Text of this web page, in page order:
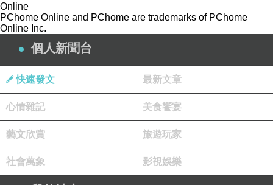
Online
PChome Online and PChome are trademarks of PChome
Online Inc.
個人新聞台
快速發文 最新文章
心情雜記 美食饗宴
藝文欣賞 旅遊玩家
社會萬象 影視娛樂